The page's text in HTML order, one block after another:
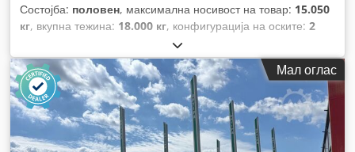
Состојба: половен, максимална носивост на товар: 15.050
кг, вкупна тежина: 18.000 кг, конфигурација на оските: 2
04/2016
мм,
Мал оглас